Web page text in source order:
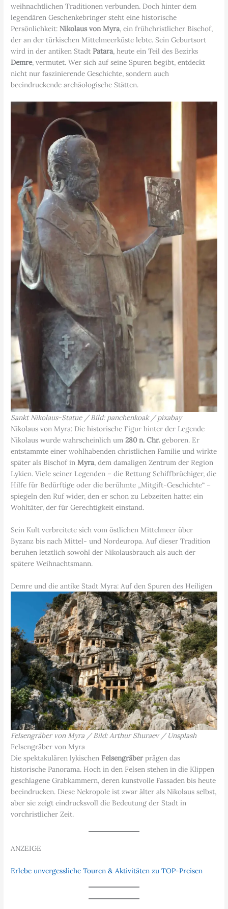
weihnachtlichen Traditionen verbunden. Doch hinter dem
legendären Geschenkebringer steht eine historische
Persönlichkeit:Nikolaus von Myra, ein frühchristlicher Bischof,
der an der türkischen Mittelmeerküste lebte. Sein Geburtsort
wird in der antiken StadtPatara, heute ein Teil des Bezirks
Demre, vermutet. Wer sich auf seine Spuren begibt, entdeckt
nicht nur faszinierende Geschichte, sondern auch
beeindruckende archäologische Stätten.
Sankt Nikolaus-Statue / Bild: panchenkoak / pixabay
Nikolaus von Myra: Die historische Figur hinter der Legende
Nikolaus wurde wahrscheinlich um280 n. Chr. geboren. Er
entstammte einer wohlhabenden christlichen Familie und wirkte
später als Bischof inMyra, dem damaligen Zentrum der Region
Lykien. Viele seiner Legenden – die Rettung Schiffbrüchiger, die
Hilfe für Bedürftige oder die berühmte „Mitgift-Geschichte“ –
spiegeln den Ruf wider, den er schon zu Lebzeiten hatte: ein
Wohltäter, der für Gerechtigkeit einstand.
Sein Kult verbreitete sich vom östlichen Mittelmeer über
Byzanz bis nach Mittel- und Nordeuropa. Auf dieser Tradition
beruhen letztlich sowohl der Nikolausbrauch als auch der
spätere Weihnachtsmann.
Demre und die antike Stadt Myra: Auf den Spuren des Heiligen
Felsengräber von Myra / Bild: Arthur Shuraev / Unsplash
Felsengräber von Myra
Die spektakulären lykischenFelsengräberprägen das
historische Panorama. Hoch in den Felsen stehen in die Klippen
geschlagene Grabkammern, deren kunstvolle Fassaden bis heute
beeindrucken. Diese Nekropole ist zwar älter als Nikolaus selbst,
aber sie zeigt eindrucksvoll die Bedeutung der Stadt in
vorchristlicher Zeit.
ANZEIGE
Erlebe unvergessliche Touren & Aktivitäten zu TOP-Preisen